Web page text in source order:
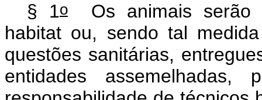
§ 1oOs animais serão
habitat ou, sendo tal
questões sanitárias,
entidades